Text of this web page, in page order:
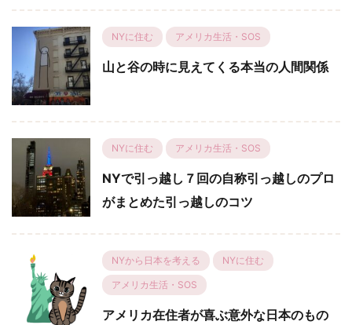
NYに住む アメリカ生活・SOS
山と谷の時に見えてくる本当の人間関係
NYに住む アメリカ生活・SOS
NYで引っ越し７回の自称引っ越しのプロ
がまとめた引っ越しのコツ
NYから日本を考える NYに住む
アメリカ生活・SOS
アメリカ在住者が喜ぶ意外な日本のもの